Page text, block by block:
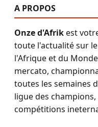
A PROPOS
Onze d'Afrikest
toute l'actualité sur
l'Afrique et du
mercato,
toutes les semaines
ligue des
compétitions